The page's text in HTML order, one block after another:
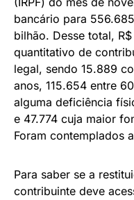
bancário para
bilhão. Desse total,
quantitativo de
legal, sendo 15.889
anos, 115.654 entre
alguma deficiência
e 47.774 cuja maior
Foram contemplados
Para saber se a
contribuinte deve